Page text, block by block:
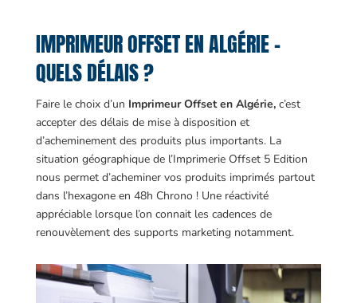
IMPRIMEUR OFFSET EN ALGÉRIE –
QUELS DÉLAIS ?
Faire le choix d’un Imprimeur Offset en Algérie,c’est
accepter des délais de mise à disposition et
d’acheminement des produits plus importants. La
situation géographique de l’Imprimerie Offset 5 Edition
nous permet d’acheminer vos produits imprimés partout
dans l’hexagone en 48h Chrono ! Une réactivité
appréciable lorsque l’on connait les cadences de
renouvèlement des supports marketing notamment.